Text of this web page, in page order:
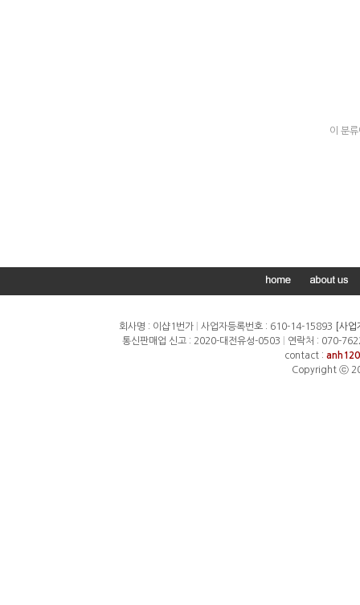
이 분
회사명 : 이샵1번가 사업자등록번호 : 610-14-15893
[사
통신판매업 신고 : 2020-대전유성-0503
연락처 : 070-
contact :
Copyright ⓒ